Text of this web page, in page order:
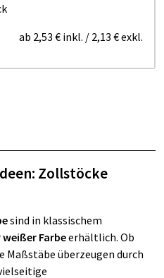
ab 2,53 € inkl. / 2,13 €exkl.
Zollstöcke
sind in klassischem
weißer Farbeerhältlich. Ob
Maßstäbe überzeugen durch